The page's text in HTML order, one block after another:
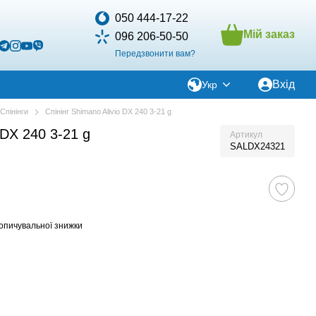
050 444-17-22
096 206-50-50
Передзвонити вам?
Мій заказ
Укр Вхід
Спінінги Спінінг Shimano Alivio DX 240 3-21 g
240 3-21 g Артикул
SALDX24321
знижки